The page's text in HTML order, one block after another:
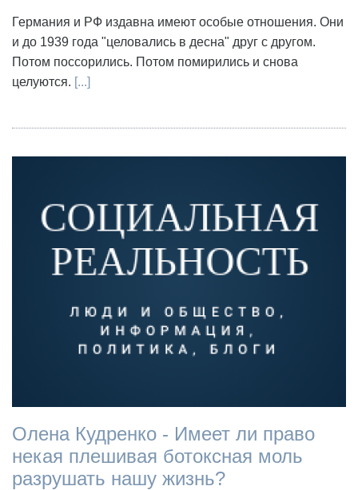
Германия и РФ издавна имеют особые отношения. Они
и до 1939 года "целовались в десна" друг с другом.
Потом поссорились. Потом помирились и снова
целуются. [...]
Олена Кудренко - Имеет ли право
некая плешивая ботоксная моль
разрушать нашу жизнь?